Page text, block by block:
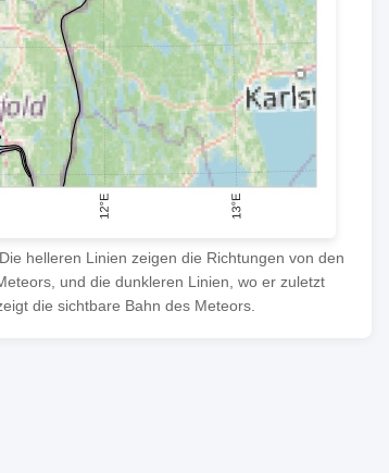
helleren Linien zeigen die Richtungen von den
und die dunkleren Linien, wo er zuletzt
die sichtbare Bahn des Meteors.